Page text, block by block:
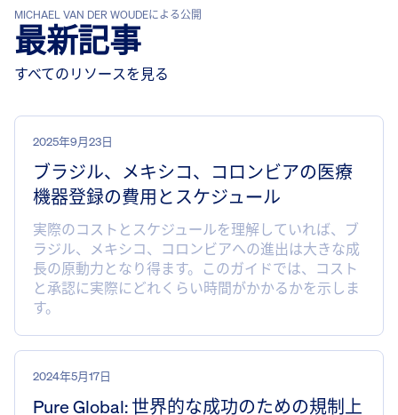
MICHAEL VAN DER WOUDEによる公開
最新記事
すべてのリソースを見る
2025年9月23日
ブラジル、メキシコ、コロンビアの医療
機器登録の費用とスケジュール
実際のコストとスケジュールを理解していれば、ブ
ラジル、メキシコ、コロンビアへの進出は大きな成
長の原動力となり得ます。このガイドでは、コスト
と承認に実際にどれくらい時間がかかるかを示しま
す。
2024年5月17日
Pure Global: 世界的な成功のための規制上